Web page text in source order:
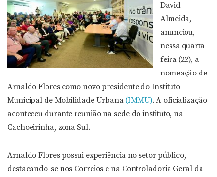
David
Almeida,
anunciou,
nessa quarta-
feira (22), a
nomeação de
Arnaldo Flores como novo presidente do Instituto
Municipal de Mobilidade Urbana (IMMU). A oficialização
aconteceu durante reunião na sede do instituto, na
Cachoeirinha, zona Sul.
Arnaldo Flores possui experiência no setor público,
destacando-se nos Correios e na Controladoria Geral da